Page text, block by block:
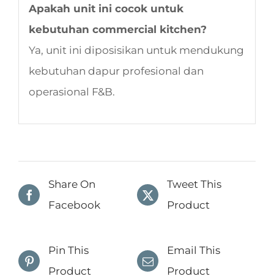
Apakah unit ini cocok untuk
kebutuhan commercial kitchen?
Ya, unit ini diposisikan untuk mendukung
kebutuhan dapur profesional dan
operasional F&B.
Share On
Facebook
Tweet This
Product
Pin This
Product
Email This
Product